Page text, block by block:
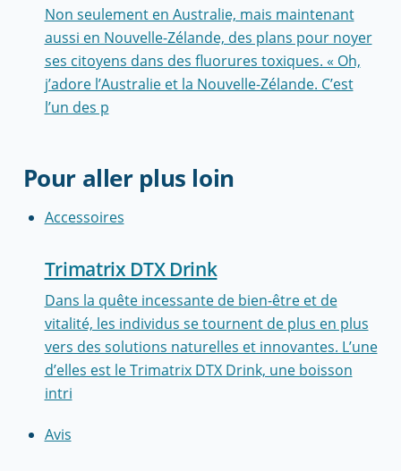
Non seulement en Australie, mais maintenant
aussi en Nouvelle-Zélande, des plans pour noyer
ses citoyens dans des fluorures toxiques. « Oh,
j’adore l’Australie et la Nouvelle-Zélande. C’est
l’un des p
Pour aller plus loin
Accessoires
Trimatrix DTX Drink
Dans la quête incessante de bien-être et de
vitalité, les individus se tournent de plus en plus
vers des solutions naturelles et innovantes. L’une
d’elles est le Trimatrix DTX Drink, une boisson
intri
Avis